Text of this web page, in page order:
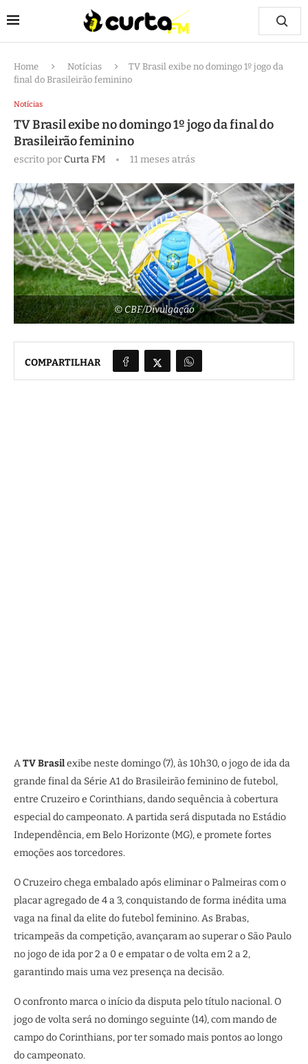
Home Notícias
TV Brasil exibe no domingo 1º jogo da
final do Brasileirão feminino
Notícias
TV Brasil exibe no domingo 1º jogo da final do
Brasileirão feminino
escrito porCurta FM 11 meses atrás
© CBF/Divulgação
COMPARTILHAR
ATV Brasilexibe neste domingo (7), às 10h30, o jogo de ida da
grande final da Série A1 do Brasileirão feminino de futebol,
entre Cruzeiro e Corinthians, dando sequência à cobertura
especial do campeonato. A partida será disputada no Estádio
Independência, em Belo Horizonte (MG), e promete fortes
emoções aos torcedores.
O Cruzeiro chega embalado após eliminar o Palmeiras com o
placar agregado de 4 a 3, conquistando de forma inédita uma
vaga na final da elite do futebol feminino. As Brabas,
tricampeãs da competição, avançaram ao superar o São Paulo
no jogo de ida por 2 a 0 e empatar o de volta em 2 a 2,
garantindo mais uma vez presença na decisão.
O confronto marca o início da disputa pelo título nacional. O
jogo de volta será no domingo seguinte (14), com mando de
campo do Corinthians, por ter somado mais pontos ao longo
do campeonato.